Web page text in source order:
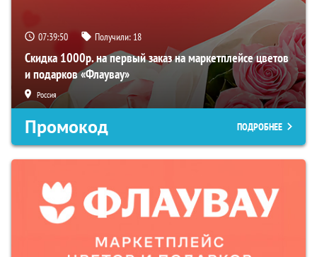
07:39:49 Получили: 18
Скидка 1000р. на первый заказ на маркетплейсе цветов
и подарков «Флаувау»
Россия
Промокод ПОДРОБНЕЕ